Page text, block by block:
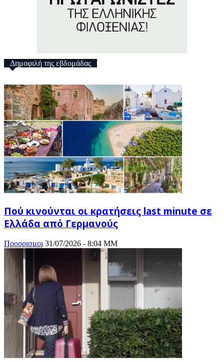
Δημοφιλή της εβδομάδας
Πού κινούνται οι κρατήσεις last minute σε
Ελλάδα από Γερμανούς
Προορισμοι 31/07/2026 - 8:04 ΜΜ